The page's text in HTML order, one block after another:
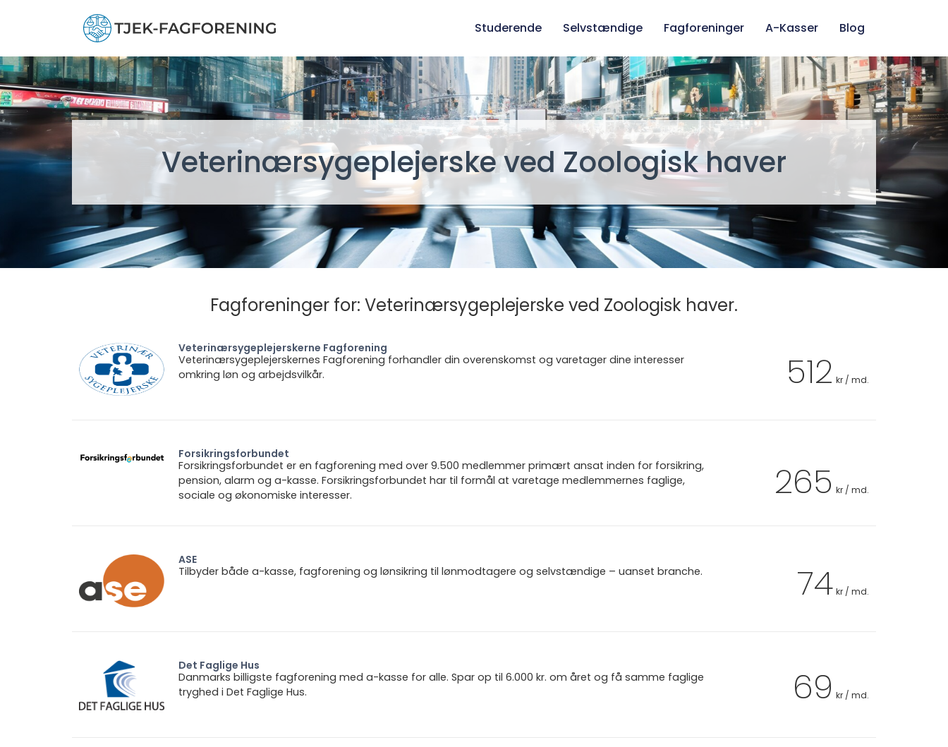
Studerende Selvstændige Fagforeninger A-Kasser Blog
Veterinærsygeplejerske ved Zoologisk haver
Fagforeninger for: Veterinærsygeplejerske ved Zoologisk haver.
Veterinærsygeplejerskerne Fagforening
Veterinærsygeplejerskernes Fagforening forhandler din overenskomst og varetager dine interesser
omkring løn og arbejdsvilkår.
512 kr / md.
Forsikringsforbundet
Forsikringsforbundet er en fagforening med over 9.500 medlemmer primært ansat inden for forsikring,
pension, alarm og a-kasse. Forsikringsforbundet har til formål at varetage medlemmernes faglige,
sociale og økonomiske interesser.
265 kr / md.
ASE
Tilbyder både a-kasse, fagforening og lønsikring til lønmodtagere og selvstændige – uanset branche.
74 kr / md.
Det Faglige Hus
Danmarks billigste fagforening med a-kasse for alle. Spar op til 6.000 kr. om året og få samme faglige
tryghed i Det Faglige Hus.
69 kr / md.